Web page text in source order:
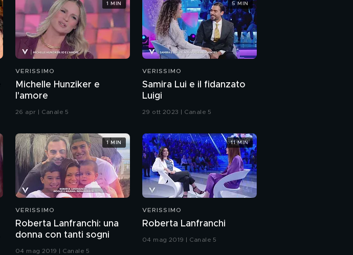
Silvia Provvedi nella
casa dei VIP
L'amore di Stefano
Stefano e Benedetta:
solo amici
VERISSIMO
Michelle Hunziker e
l'amore
26 apr | Canale 5
1 MIN
VERISSIMO
Samira Lui e il fidanzato
Luigi
29 ott 2023 | Canale 5
5 MIN
VERISSIMO
Roberta Lanfranchi: una
donna con tanti sogni
04 mag 2019 | Canale 5
1 MIN
VERISSIMO
Roberta Lanfranchi
04 mag 2019 | Canale 5
11 MIN